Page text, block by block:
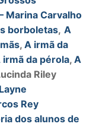
Marina Carvalho
borboletas, A
, A irmã da
irmã da pérola, A
Riley
Rey
dos alunos de